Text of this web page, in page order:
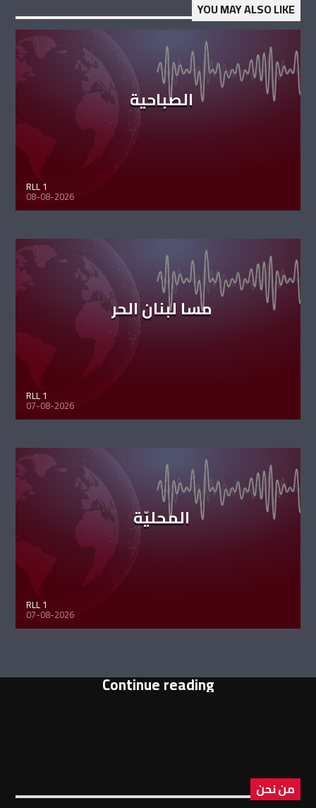
YOU MAY ALSO LIKE
الصباحية
RLL 1
08-08-2026
مسا لبنان الحر
RLL 1
07-08-2026
المحليّة
RLL 1
07-08-2026
Continue reading
من نحن